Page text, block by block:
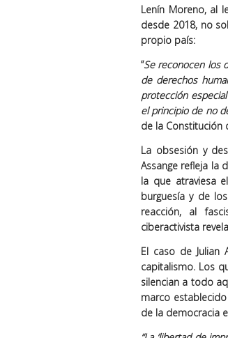
Lenín Moreno, al
desde 2018, no
propio país:
“Se reconocen los
de derechos
protección
el principio de no
de la Constitución
La obsesión y
Assange refleja la
la que atraviesa
burguesía y de
reacción, al
ciberactivista
El caso de Julian
capitalismo. Los
silencian a todo
marco
de la democracia